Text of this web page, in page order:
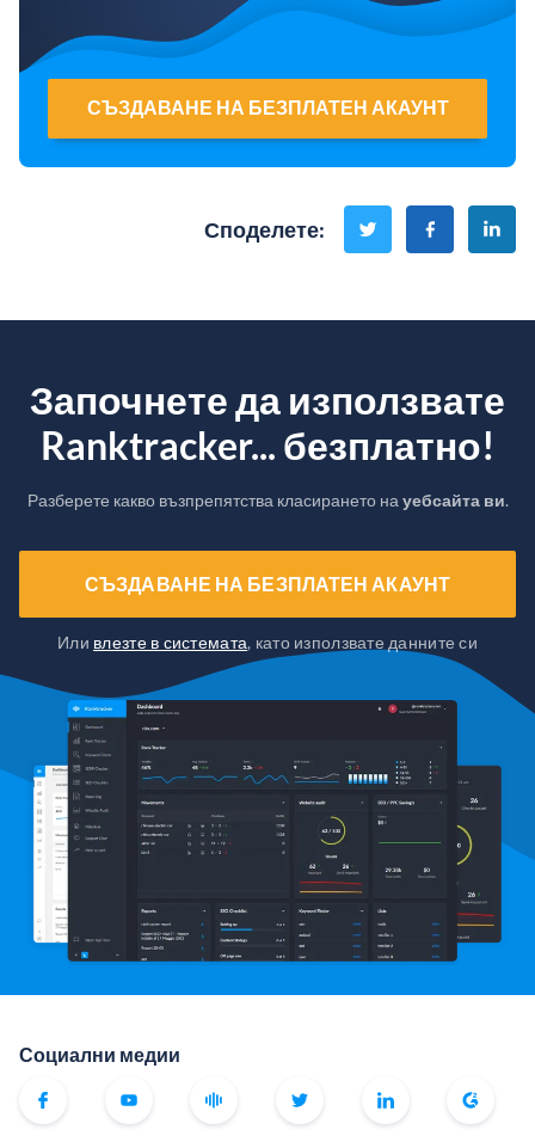
СЪЗДАВАНЕ НА БЕЗПЛАТЕН АКАУНТ
Споделете:
Започнете да използвате
Ranktracker... безплатно!
Разберете какво възпрепятства класирането на уебсайта ви.
СЪЗДАВАНЕ НА БЕЗПЛАТЕН АКАУНТ
Или влезте в системата, като използвате данните си
Социални медии